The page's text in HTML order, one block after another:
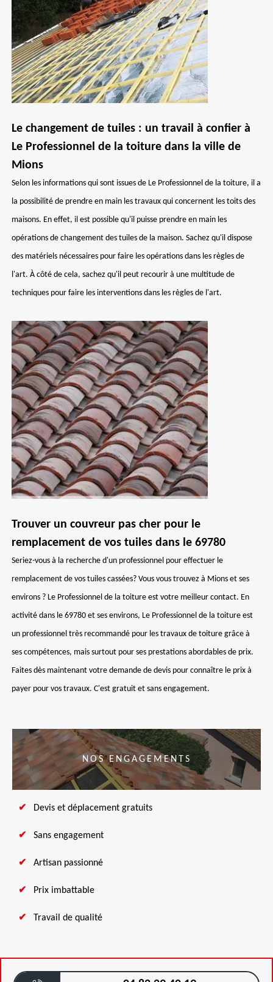
Le changement de tuiles : un travail à confier à
Le Professionnel de la toiture dans la ville de
Mions
Selon les informations qui sont issues de Le Professionnel de la toiture, il a
la possibilité de prendre en main les travaux qui concernent les toits des
maisons. En effet, il est possible qu'il puisse prendre en main les
opérations de changement des tuiles de la maison. Sachez qu'il dispose
des matériels nécessaires pour faire les opérations dans les règles de
l'art. À côté de cela, sachez qu'il peut recourir à une multitude de
techniques pour faire les interventions dans les règles de l'art.
Trouver un couvreur pas cher pour le
remplacement de vos tuiles dans le 69780
Seriez-vous à la recherche d'un professionnel pour effectuer le
remplacement de vos tuiles cassées? Vous vous trouvez à Mions et ses
environs ? Le Professionnel de la toiture est votre meilleur contact. En
activité dans le 69780 et ses environs, Le Professionnel de la toiture est
un professionnel très recommandé pour les travaux de toiture grâce à
ses compétences, mais surtout pour ses prestations abordables de prix.
Faites dès maintenant votre demande de devis pour connaître le prix à
payer pour vos travaux. C'est gratuit et sans engagement.
NOS ENGAGEMENTS
Devis et déplacement gratuits
Sans engagement
Artisan passionné
Prix imbattable
Travail de qualité